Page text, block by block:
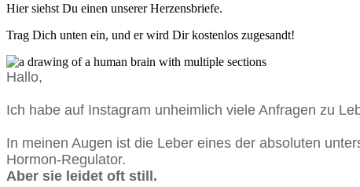
Hier siehst Du einen unserer Herzensbriefe.
Trag Dich unten ein, und er wird Dir kostenlos zugesandt!
Hallo,
Ich habe auf Instagram unheimlich viele Anfragen zu
In meinen Augen ist die Leber eines der absoluten
Hormon-Regulator.
Aber sie leidet oft still.